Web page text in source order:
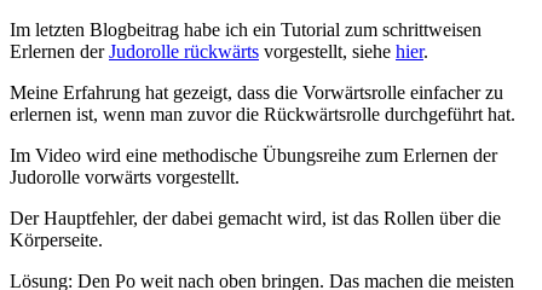
Im letzten Blogbeitrag habe ich ein Tutorial zum schrittweisen
Erlernen derJudorolle rückwärts vorgestellt, siehe hier.
Meine Erfahrung hat gezeigt, dass die Vorwärtsrolle einfacher zu
erlernen ist, wenn man zuvor die Rückwärtsrolle durchgeführt hat.
Im Video wird eine methodische Übungsreihe zum Erlernen der
Judorolle vorwärts vorgestellt.
Der Hauptfehler, der dabei gemacht wird, ist das Rollen über die
Körperseite.
Lösung: Den Po weit nach oben bringen. Das machen die meisten